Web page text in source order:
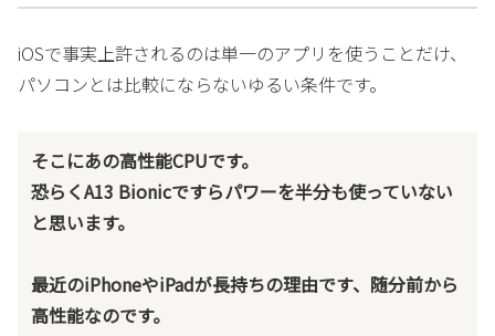
iOSで事実上許されるのは単一のアプリを使うことだけ、
パソコンとは比較にならないゆるい条件です。
そこにあの高性能CPUです。
恐らくA13 Bionicですらパワーを半分も使っていない
と思います。
最近のiPhoneやiPadが長持ちの理由です、随分前から
高性能なのです。